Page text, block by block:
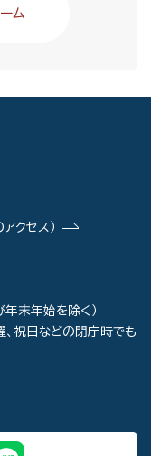
ム
アクセス）
末年始を除く）
祝日などの閉庁時でも